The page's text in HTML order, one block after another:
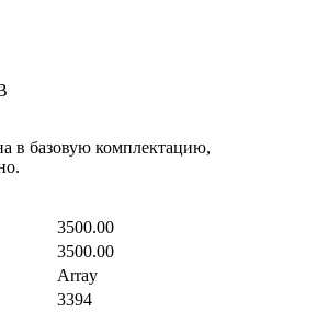
в базовую комплектацию,
3500.00
3500.00
Array
3394